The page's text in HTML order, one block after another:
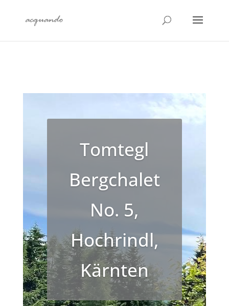
Tomtegl
Bergchalet
No. 5,
Hochrindl,
Kärnten